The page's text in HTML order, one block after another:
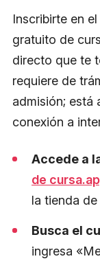
Inscribirte en
gratuito de
directo que te
requiere de
admisión; está
conexión a
Accede a
de
la tienda de
Busca el
ingresa